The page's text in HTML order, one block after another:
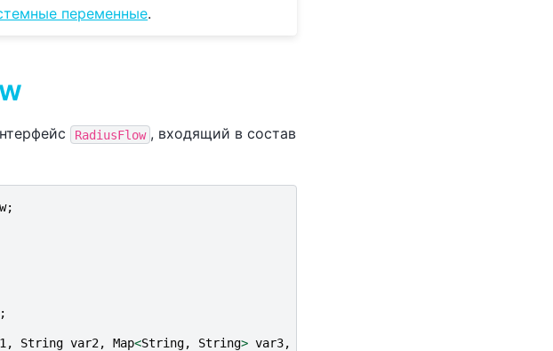
переменные.
RadiusFlow , входящий в состав
;
, String var2, Map<String, String> var3,